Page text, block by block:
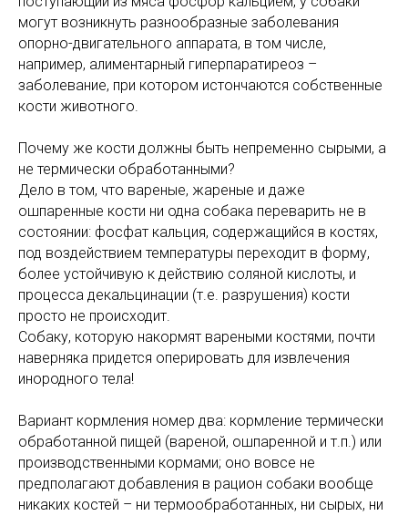
могут возникнуть разнообразные заболевания
опорно-двигательного аппарата, в том числе,
например, алиментарный гиперпаратиреоз –
заболевание, при котором истончаются собственные
кости животного.
Почему же кости должны быть непременно сырыми, а
не термически обработанными?
Дело в том, что вареные, жареные и даже
ошпаренные кости ни одна собака переварить не в
состоянии: фосфат кальция, содержащийся в костях,
под воздействием температуры переходит в форму,
более устойчивую к действию соляной кислоты, и
процесса декальцинации (т.е. разрушения) кости
просто не происходит.
Собаку, которую накормят вареными костями, почти
наверняка придется оперировать для извлечения
инородного тела!
Вариант кормления номер два: кормление термически
обработанной пищей (вареной, ошпаренной и т.п.) или
производственными кормами; оно вовсе не
предполагают добавления в рацион собаки вообще
никаких костей – ни термообработанных, ни сырых, ни